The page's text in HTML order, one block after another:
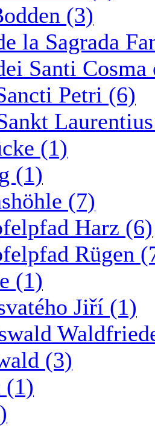
(3)
la Sagrada
Santi
Petri (6)
(1)
(1)
(7)
Harz (6)
Rügen
(1)
Jiří (1)
(3)
(1)